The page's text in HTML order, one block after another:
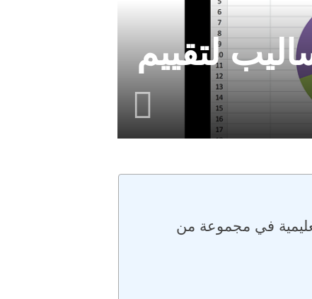
ومجالاته وأحدث 4 أساليب لتقييم
في مجموعة من